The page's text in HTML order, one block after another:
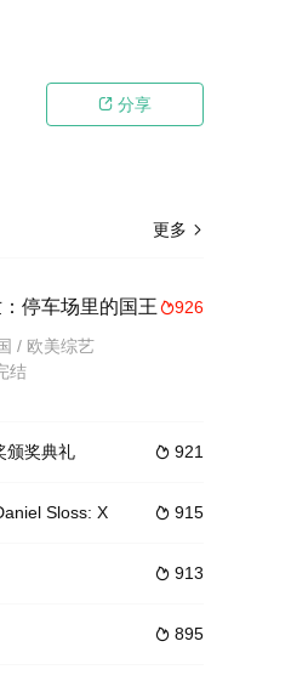
 分享
更多 
926
停车场里的国王
/ 欧美综艺
结
 921
颁奖典礼
 915
Sloss: X
 913
 895